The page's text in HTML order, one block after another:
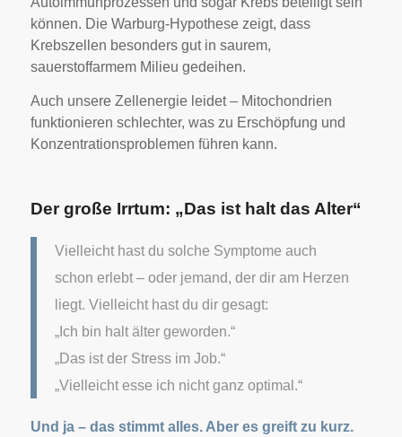
können. Die Warburg-Hypothese zeigt, dass
Krebszellen besonders gut in saurem,
sauerstoffarmem Milieu gedeihen.
Auch unsere Zellenergie leidet – Mitochondrien
funktionieren schlechter, was zu Erschöpfung und
Konzentrationsproblemen führen kann.
Der große Irrtum: „Das ist halt das Alter“
Vielleicht hast du solche Symptome auch
schon erlebt – oder jemand, der dir am Herzen
liegt. Vielleicht hast du dir gesagt:
„Ich bin halt älter geworden.“
„Das ist der Stress im Job.“
„Vielleicht esse ich nicht ganz optimal.“
Und ja – das stimmt alles. Aber es greift zu kurz.